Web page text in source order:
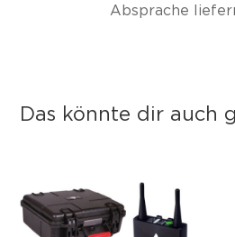
Absprache
Das könnte dir auch